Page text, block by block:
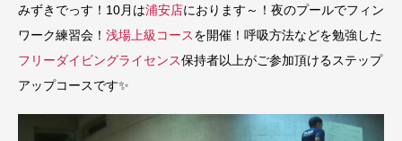
みずきでっす！10月は浦安店におります～！夜のプールでフィン
ワーク練習会！ 浅場上級コースを開催！呼吸方法などを勉強した
フリーダイビングライセンス保持者以上がご参加頂けるステップ
アップコースです✨